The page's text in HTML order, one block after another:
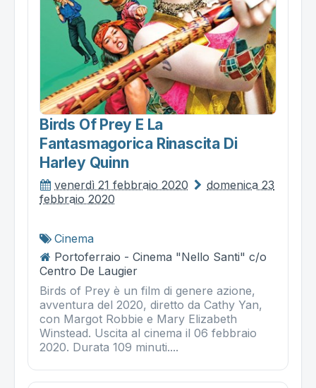
Birds Of Prey E La
Fantasmagorica Rinascita Di
Harley Quinn
venerdì 21 febbraio 2020
domenica 23
febbraio 2020
Cinema
Portoferraio - Cinema "Nello Santi" c/o
Centro De Laugier
Birds of Prey è un film di genere azione,
avventura del 2020, diretto da Cathy Yan,
con Margot Robbie e Mary Elizabeth
Winstead. Uscita al cinema il 06 febbraio
2020. Durata 109 minuti....